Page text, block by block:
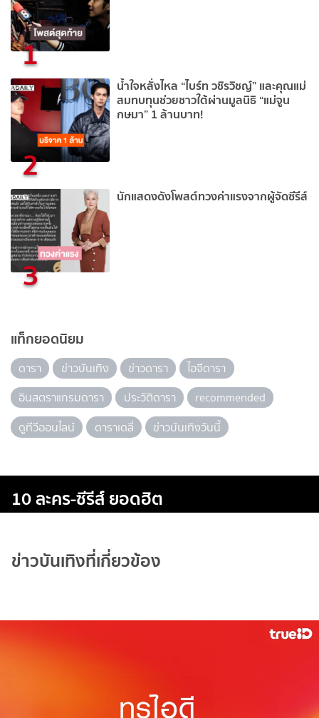
1
2
น้ำใจหลั่งไหล “ไบร์ท วชิรวิชญ์” และคุณแม่
สมทบทุนช่วยชาวใต้ผ่านมูลนิธิ “แม่จูน
กษมา” 1 ล้านบาท!
3
นักแสดงดังโพสต์ทวงค่าแรงจากผู้จัดซีรีส์
แท็กยอดนิยม
ดารา ข่าวบันเทิง ข่าวดารา
ไอจีดารา
อินสตราแกรมดารา
ประวัติดารา
recommended
ดูทีวีออนไลน์
ดาราเดลี่ ข่าวบันเทิงวันนี้
10 ละคร-ซีรีส์ ยอดฮิต
ข่าวบันเทิงที่เกี่ยวข้อง